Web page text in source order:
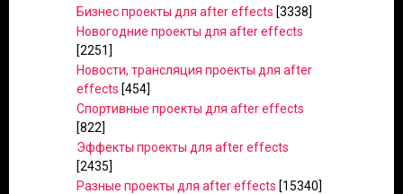
Бизнес проекты для after effects [3338]
Новогодние проекты для after effects
[2251]
Новости, трансляция проекты для after
effects [454]
Спортивные проекты для after effects
[822]
Эффекты проекты для after effects
[2435]
Разные проекты для after effects [15340]